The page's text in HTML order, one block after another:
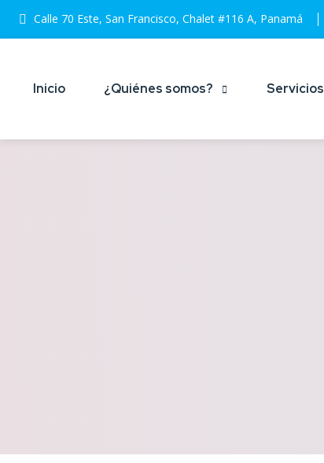
Calle 70 Este, San Francisco, Chalet #116 A, Panamá
Inicio ¿Quiénes somos? Servicios